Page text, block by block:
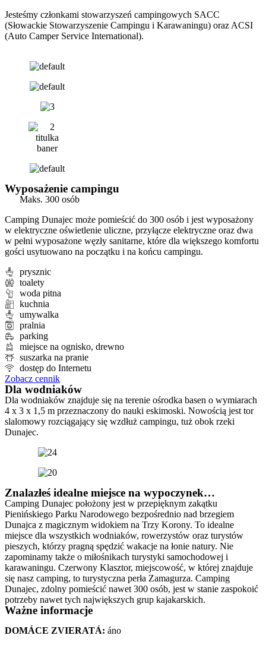
Jesteśmy członkami stowarzyszeń campingowych SACC
(Słowackie Stowarzyszenie Campingu i Karawaningu) oraz ACSI
(Auto Camper Service International).
Wyposażenie campingu
Maks. 300 osób
Camping Dunajec może pomieścić do 300 osób i jest wyposażony
w elektryczne oświetlenie uliczne, przyłącze elektryczne oraz dwa
w pełni wyposażone węzły sanitarne, które dla większego komfortu
gości usytuowano na początku i na końcu campingu.
prysznic
toalety
woda pitna
kuchnia
umywalka
pralnia
parking
miejsce na ognisko, drewno
suszarka na pranie
dostęp do Internetu
Zobacz cennik
Dla wodniaków
Dla wodniaków znajduje się na terenie ośrodka basen o wymiarach
4 x 3 x 1,5 m przeznaczony do nauki eskimoski. Nowością jest tor
slalomowy rozciągający się wzdłuż campingu, tuż obok rzeki
Dunajec.
Znalazłeś idealne miejsce na wypoczynek…
Camping Dunajec położony jest w przepięknym zakątku
Pienińskiego Parku Narodowego bezpośrednio nad brzegiem
Dunajca z magicznym widokiem na Trzy Korony. To idealne
miejsce dla wszystkich wodniaków, rowerzystów oraz turystów
pieszych, którzy pragną spędzić wakacje na łonie natury. Nie
zapominamy także o miłośnikach turystyki samochodowej i
karawaningu. Czerwony Klasztor, miejscowość, w której znajduje
się nasz camping, to turystyczna perła Zamagurza. Camping
Dunajec, zdolny pomieścić nawet 300 osób, jest w stanie zaspokoić
potrzeby nawet tych największych grup kajakarskich.
Ważne informacje
DOMÁCE ZVIERATÁ: áno